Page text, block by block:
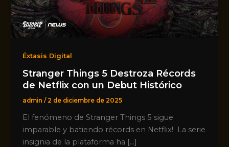
Éxtasis Digital
Stranger Things 5 Destroza Récords
de Netflix con un Debut Histórico
admin/ 2 de diciembre de 2025
El fenómeno de Stranger Things 5 sigue
imparable y batiendo récords en Netflix! La serie
insignia de la plataforma ha […]